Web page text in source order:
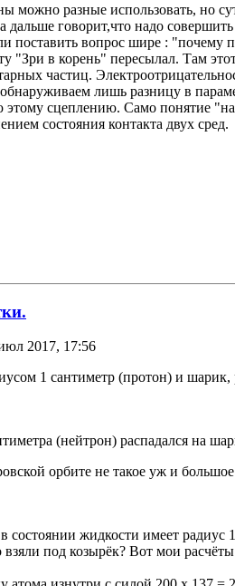
разные использовать, но
говорит,что надо
поставить вопрос шире :
"Зри в корень" пересылал. Там
частиц.
лишь разницу в
сцеплению. Само понятие
состояния контакта двух сред.
2017, 17:56
1 сантиметр (протон) и шарик,
(нейтрон) распадался на
орбите не такое уж и
жидкости имеет
под козырёк? Вот мои